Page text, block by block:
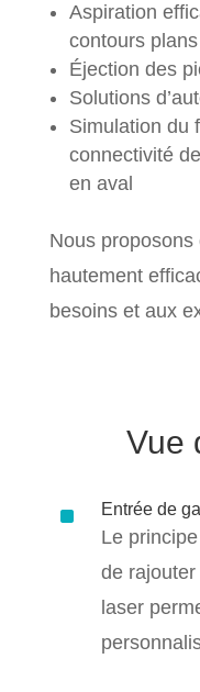
Aspiration
contours plans
Éjection des
Solutions
Simulation du
connectivité
en aval
Nous proposons
hautement
besoins et aux
Vue
^ Entrée de
Le
de
laser